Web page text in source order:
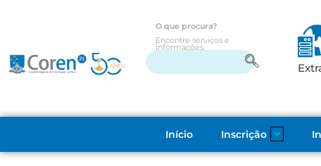
O que procura?
Encontre serviços e
informações
Início Inscrição